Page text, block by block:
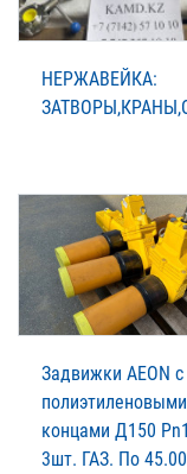
НЕРЖАВЕЙКА:
Задвижки AEON с
полиэтиленовыми
концами Д150
3шт. ГАЗ. По